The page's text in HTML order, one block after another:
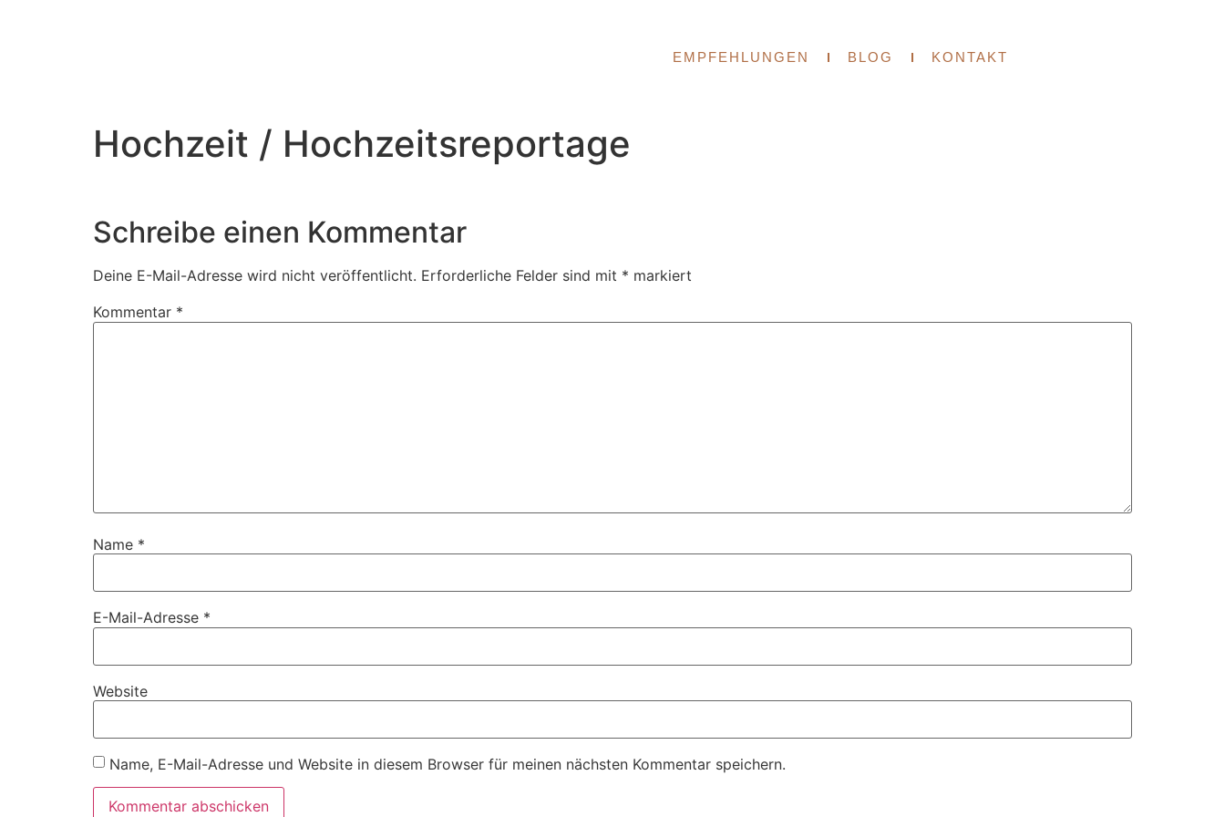
EMPFEHLUNGEN BLOG KONTAKT
Hochzeit / Hochzeitsreportage
Schreibe einen Kommentar
Deine E-Mail-Adresse wird nicht veröffentlicht. Erforderliche Felder sind mit * markiert
Kommentar *
Name *
E-Mail-Adresse *
Website
Name, E-Mail-Adresse und Website in diesem Browser für meinen nächsten Kommentar speichern.